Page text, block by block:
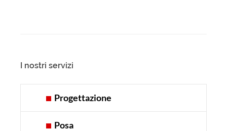
I nostri servizi
Progettazione
Posa